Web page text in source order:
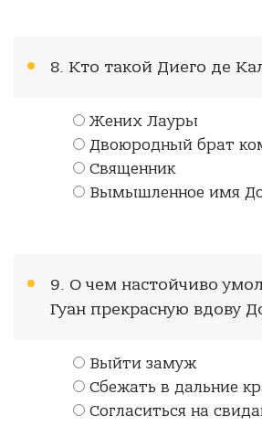
8. Кто такой Диего де
Жених Лауры
Двоюродный брат
Священник
Вымышленное имя
9. О чем настойчиво
Гуан прекрасную вдову
Выйти замуж
Сбежать в дальние
Согласиться на